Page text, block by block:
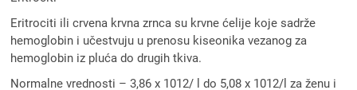
Eritrociti ili crvena krvna zrnca su krvne ćelije koje sadrže
hemoglobin i učestvuju u prenosu kiseonika vezanog za
hemoglobin iz pluća do drugih tkiva.
Normalne vrednosti – 3,86 x 1012/ l do 5,08 x 1012/l za ženu i